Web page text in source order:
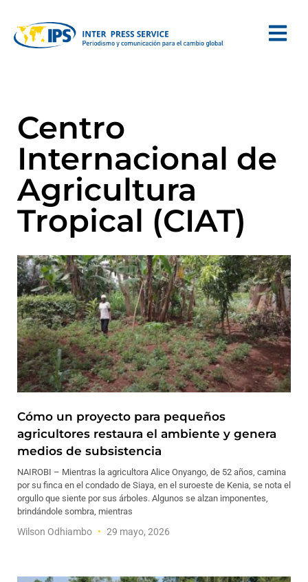
Centro
Internacional de
Agricultura
Tropical (CIAT)
Cómo un proyecto para pequeños
agricultores restaura el ambiente y genera
medios de subsistencia
NAIROBI – Mientras la agricultora Alice Onyango, de 52 años, camina
por su finca en el condado de Siaya, en el suroeste de Kenia, se nota el
orgullo que siente por sus árboles. Algunos se alzan imponentes,
brindándole sombra, mientras
Wilson Odhiambo 29 mayo, 2026